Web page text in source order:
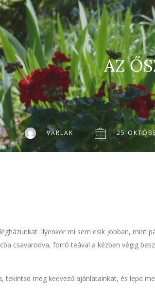
AZ
VARLAK 25
Ilyenkor mi sem esik jobban, mint
csavarodva, forró teával a kézben végig
tekintsd meg kedvező ajánlatainkat, és lepd